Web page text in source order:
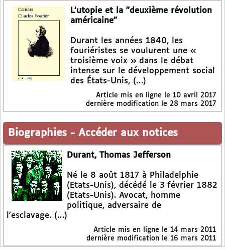
L’utopie et la "deuxième révolution
américaine"
Durant les années 1840, les
fouriéristes se voulurent une «
troisième voix » dans le débat
intense sur le développement social
des États-Unis, (…)
Article mis en ligne le 10 avril 2017
dernière modification le 28 mars 2017
Biographies - Accéder aux notices
Durant, Thomas Jefferson
Né le 8 août 1817 à Philadelphie
(Etats-Unis), décédé le 3 février 1882
(Etats-Unis). Avocat, homme
politique, adversaire de
l’esclavage. (…)
Article mis en ligne le 14 mars 2011
dernière modification le 16 mars 2011